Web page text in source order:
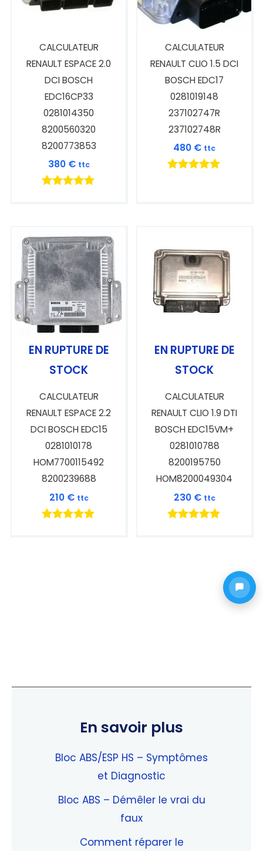
CALCULATEUR
RENAULT ESPACE 2.0
DCI BOSCH
EDC16CP33
0281014350
8200560320
8200773853
380 € ttc
CALCULATEUR
RENAULT CLIO 1.5 DCI
BOSCH EDC17
0281019148
237102747R
237102748R
480 € ttc
EN RUPTURE DE
STOCK
CALCULATEUR
RENAULT ESPACE 2.2
DCI BOSCH EDC15
0281010178
HOM7700115492
8200239688
210 € ttc
EN RUPTURE DE
STOCK
CALCULATEUR
RENAULT CLIO 1.9 DTI
BOSCH EDC15VM+
0281010788
8200195750
HOM8200049304
230 € ttc
En savoir plus
Bloc ABS/ESP HS – Symptômes
et Diagnostic
Bloc ABS – Démêler le vrai du
faux
Comment réparer le